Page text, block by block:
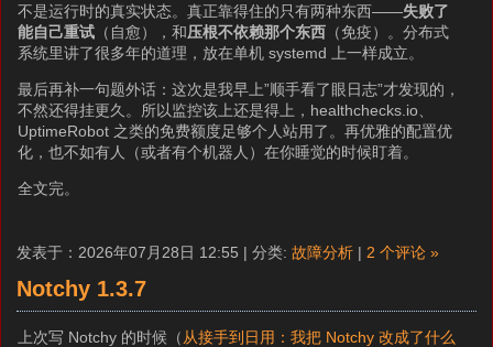
不是运行时的真实状态。真正靠得住的只有两种东西——失败了
能自己重试 （自愈），和压根不依赖那个东西 （免疫）。分布式
系统里讲了很多年的道理，放在单机 systemd 上一样成立。
最后再补一句题外话：这次是我早上”顺手看了眼日志”才发现的，
不然还得挂更久。所以监控该上还是得上，healthchecks.io、
UptimeRobot 之类的免费额度足够个人站用了。再优雅的配置优
化，也不如有人（或者有个机器人）在你睡觉的时候盯着。
全文完。
发表于：2026年07月28日 12:55 | 分类: 故障分析 | 2 个评论 »
Notchy 1.3.7
上次写 Notchy 的时候（ 从接手到日用：我把 Notchy 改成了什么